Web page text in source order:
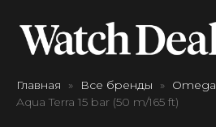
Главная Все бренды Omega
Aqua Terra 15 bar (50 m/165 ft)